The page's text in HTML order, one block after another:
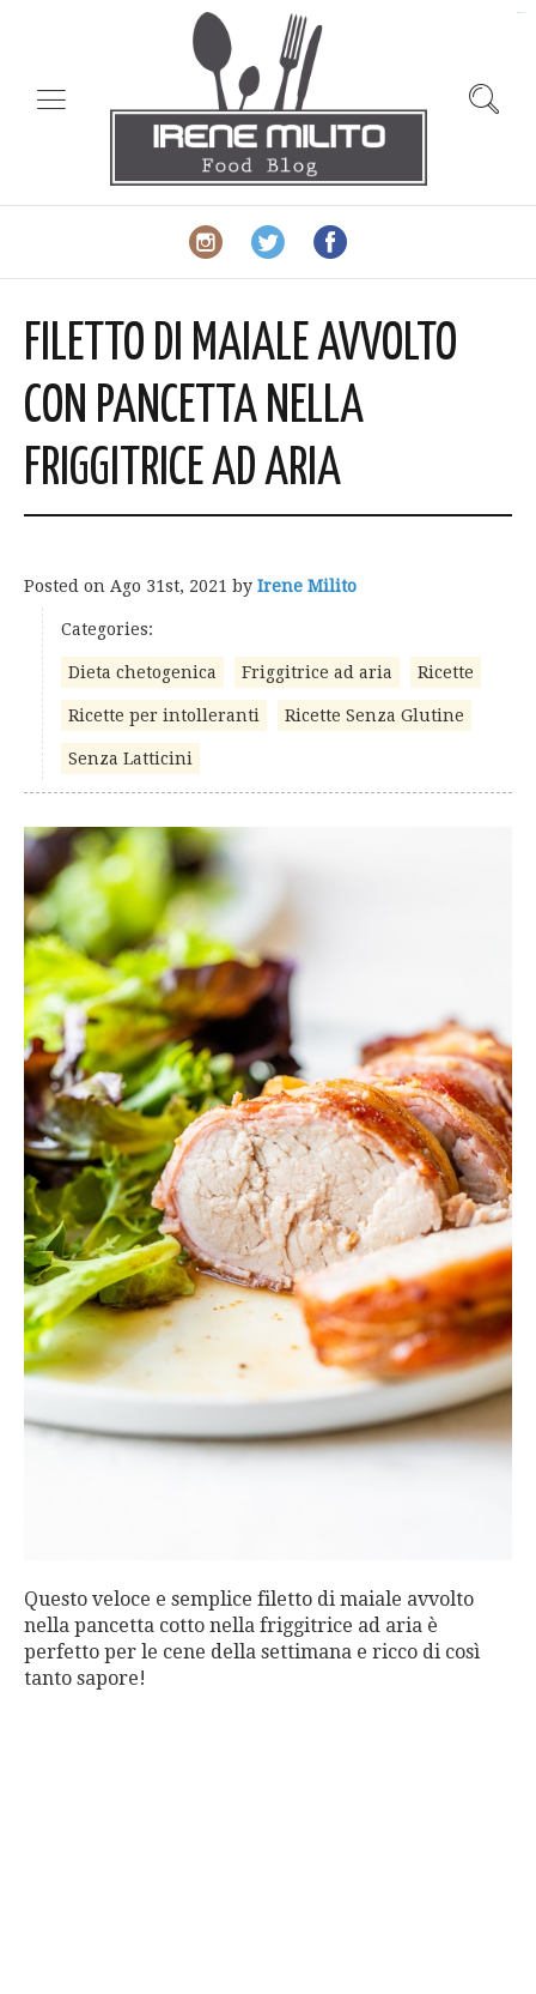
FILETTO DI MAIALE AVVOLTO
CON PANCETTA NELLA
FRIGGITRICE AD ARIA
Posted on Ago 31st, 2021 by Irene Milito
Categories:
Dieta chetogenica Friggitrice ad aria Ricette
Ricette per intolleranti Ricette Senza Glutine
Senza Latticini
Questo veloce e semplice filetto di maiale avvolto
nella pancetta cotto nella friggitrice ad aria è
perfetto per le cene della settimana e ricco di così
tanto sapore!